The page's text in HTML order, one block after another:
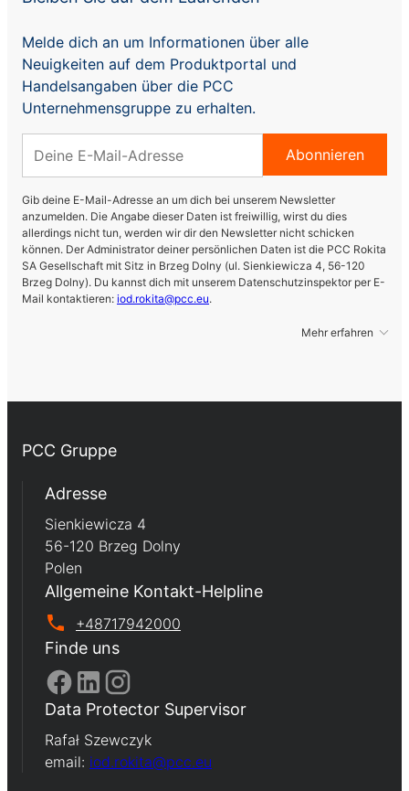
Melde dich an um Informationen über alle
Neuigkeiten auf dem Produktportal und
Handelsangaben über die PCC
Unternehmensgruppe zu erhalten.
Abonnieren
Gib deine E-Mail-Adresse an um dich bei unserem Newsletter
anzumelden. Die Angabe dieser Daten ist freiwillig, wirst du dies
allerdings nicht tun, werden wir dir den Newsletter nicht schicken
können. Der Administrator deiner persönlichen Daten ist die PCC Rokita
SA Gesellschaft mit Sitz in Brzeg Dolny (ul. Sienkiewicza 4, 56-120
Brzeg Dolny). Du kannst dich mit unserem Datenschutzinspektor per E-
Mail kontaktieren: iod.rokita@pcc.eu.
Mehr erfahren
PCC Gruppe
Adresse
Sienkiewicza 4
56-120 Brzeg Dolny
Polen
Allgemeine Kontakt-Helpline
+48717942000
Finde uns
Data Protector Supervisor
Rafał Szewczyk
email: iod.rokita@pcc.eu